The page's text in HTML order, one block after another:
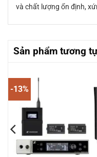
và chất lượng ổn định,
Sản phẩm tương
-13%